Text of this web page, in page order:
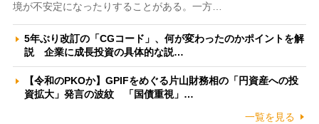
境が不安定になったりすることがある。一方…
5年ぶり改訂の「CGコード」、何が変わったのかポイントを解
説 企業に成長投資の具体的な説…
【令和のPKOか】GPIFをめぐる片山財務相の「円資産への投
資拡大」発言の波紋 「国債重視」…
一覧を見る